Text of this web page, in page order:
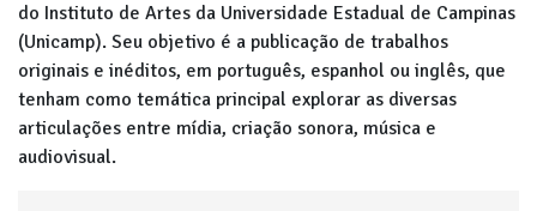
do Instituto de Artes da Universidade Estadual de Campinas
(Unicamp). Seu objetivo é a publicação de trabalhos
originais e inéditos, em português, espanhol ou inglês, que
tenham como temática principal explorar as diversas
articulações entre mídia, criação sonora, música e
audiovisual.